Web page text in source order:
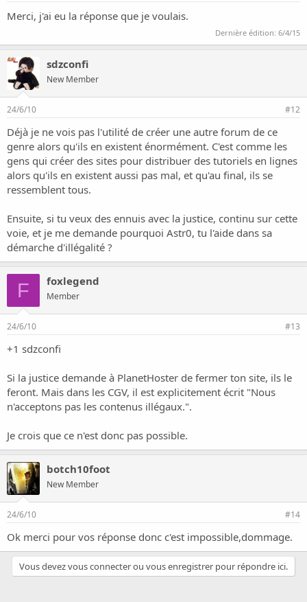
Merci, j'ai eu la réponse que je voulais.
Dernière édition: 6/4/15
sdzconfi
New Member
24/6/10 #12
Déjà je ne vois pas l'utilité de créer une autre forum de ce
genre alors qu'ils en existent énormément. C'est comme les
gens qui créer des sites pour distribuer des tutoriels en lignes
alors qu'ils en existent aussi pas mal, et qu'au final, ils se
ressemblent tous.
Ensuite, si tu veux des ennuis avec la justice, continu sur cette
voie, et je me demande pourquoi Astr0, tu l'aide dans sa
démarche d'illégalité ?
F foxlegend
Member
24/6/10 #13
+1 sdzconfi
Si la justice demande à PlanetHoster de fermer ton site, ils le
feront. Mais dans les CGV, il est explicitement écrit "Nous
n'acceptons pas les contenus illégaux.".
Je crois que ce n'est donc pas possible.
botch10foot
New Member
24/6/10 #14
Ok merci pour vos réponse donc c'est impossible,dommage.
Vous devez vous connecter ou vous enregistrer pour répondre ici.